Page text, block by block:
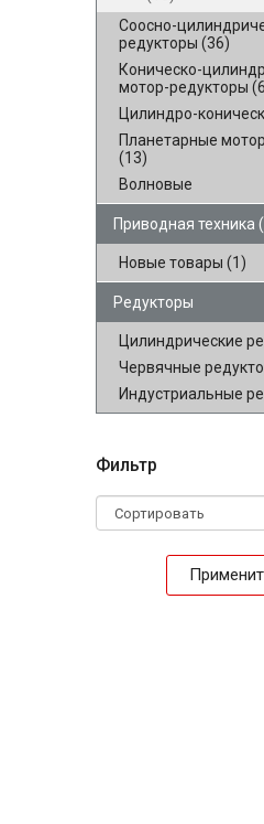
Соосно-
редукторы (36)
Коническо-
мотор-редукторы
Цилиндро-
Планетарные
(13)
Волновые
Приводная техника
Новые товары (1)
Редукторы
Цилиндрические
Червячные
Индустриальные
Фильтр